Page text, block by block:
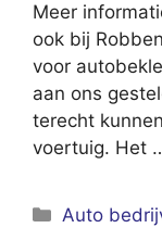
Meer
ook bij
voor
aan ons
terecht
voertuig. Het
Auto